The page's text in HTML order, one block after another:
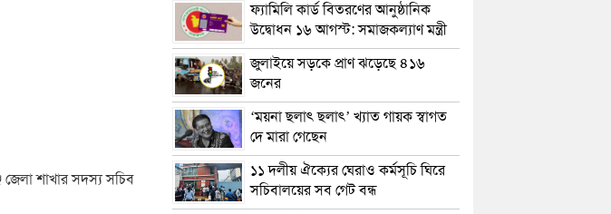
জেলা শাখার সদস্য সচিব
ফ্যামিলি কার্ড বিতরণের আনুষ্ঠানিক
উদ্বোধন ১৬ আগস্ট: সমাজকল্যাণ মন্ত্রী
জুলাইয়ে সড়কে প্রাণ ঝড়েছে ৪১৬
জনের
‘ময়না ছলাৎ ছলাৎ’ খ্যাত গায়ক স্বাগত
দে মারা গেছেন
১১ দলীয় ঐক্যের ঘেরাও কর্মসূচি ঘিরে
সচিবালয়ের সব গেট বন্ধ